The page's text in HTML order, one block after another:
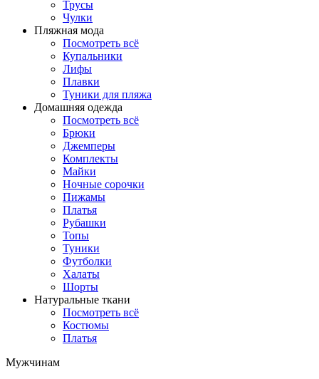
Трусы
Чулки
Пляжная мода
Посмотреть всё
Купальники
Лифы
Плавки
Туники для пляжа
Домашняя одежда
Посмотреть всё
Брюки
Джемперы
Комплекты
Майки
Ночные сорочки
Пижамы
Платья
Рубашки
Топы
Туники
Футболки
Халаты
Шорты
Натуральные ткани
Посмотреть всё
Костюмы
Платья
Мужчинам